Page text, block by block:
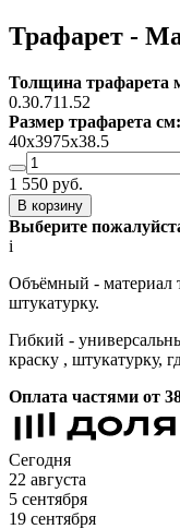
Трафарет -
Толщина трафарета
0.30.711.52
Размер трафарета см:
40х3975х38.5
1 550 руб.
В корзину
Выберите
i
Объёмный - материал
штукатурку.
Гибкий -
краску , штукатурку,
Оплата частями от
Сегодня
22 августа
5 сентября
19 сентября